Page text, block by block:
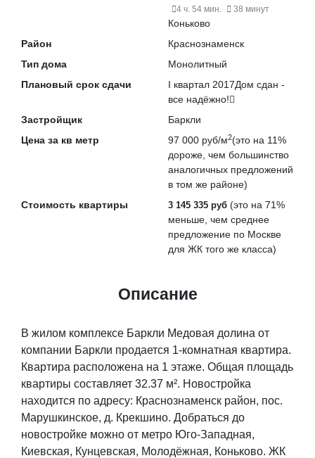
4 ч. 54 мин. 38 минут
Коньково
Район
Краснознаменск
Тип дома
Монолитный
Плановый срок сдачи
I квартал 2017Дом сдан -
все надёжно!
Застройщик
Баркли
Цена за кв метр
97 000 руб/м2(это на 11%
дороже , чем большинство
аналогичных предложений
в том же районе)
Стоимость квартиры
3 145 335 руб (это на 71%
меньше , чем среднее
предложение по Москве
для ЖК того же класса)
Описание
В жилом комплексе Баркли Медовая долина от
компании Баркли продается 1-комнатная квартира.
Квартира расположена на 1 этаже. Общая площадь
квартиры составляет 32.37 м². Новостройка
находится по адресу: Краснознаменск район, пос.
Марушкинское, д. Крекшино. Добраться до
новостройке можно от метро Юго-Западная,
Киевская, Кунцевская, Молодёжная, Коньково. ЖК